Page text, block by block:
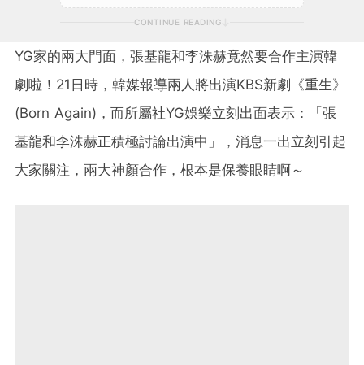
CONTINUE READING
YG家的兩大門面，張基龍和李洙赫竟然要合作主演韓
劇啦！21日時，韓媒報導兩人將出演KBS新劇《重生》
(Born Again)，而所屬社YG娛樂立刻出面表示：「張
基龍和李洙赫正積極討論出演中」，消息一出立刻引起
大家關注，兩大神顏合作，根本是保養眼睛啊～